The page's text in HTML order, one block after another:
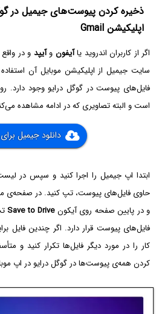
ذخیره کردن پیوست‌های جیمیل در
اپلیکیشن Gmail
اگر از کاربران اندروید یاآیفون وآیپد و در
سایت جیمیل از اپلیکیشن موبایل آن
است و البته تصاویری که در ادامه مشاهده می‌کنید به
دانلود جیمیل
ابتدا اپ جیمیل را اجرا کنید و سپس در
حاوی فایل‌های پیوست، تپ کنید. در صفحه‌ی
و در پایین صفحه روی آیکونSave to Drive
فایل‌های پیوست قرار دارد. اگر چندین فایل
کار را در مورد دیگر فایل‌ها تکرار کنید و
کردن همه‌ی پیوست‌ها در گوگل درایو در اپ